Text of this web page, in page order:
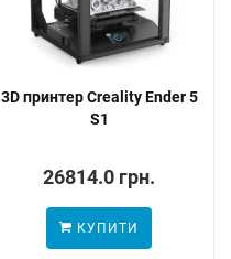
3D принтер Creality Ender 5
S1
26814.0 грн.
КУПИТИ